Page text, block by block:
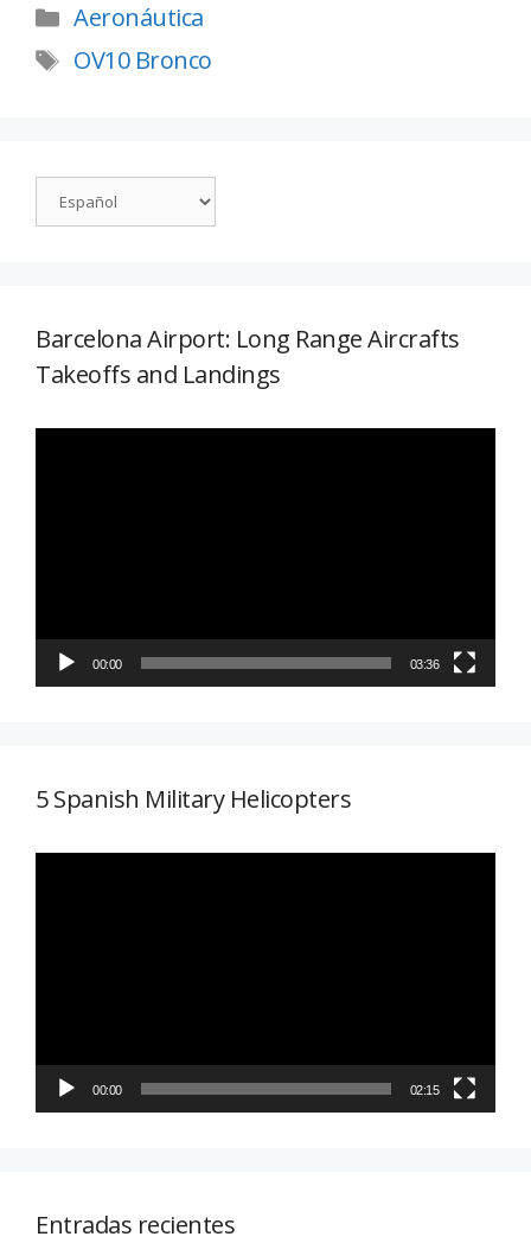
Aeronáutica
OV10 Bronco
Barcelona Airport: Long Range Aircrafts
Takeoffs and Landings
00:00 03:36
5 Spanish Military Helicopters
00:00 02:15
Entradas recientes